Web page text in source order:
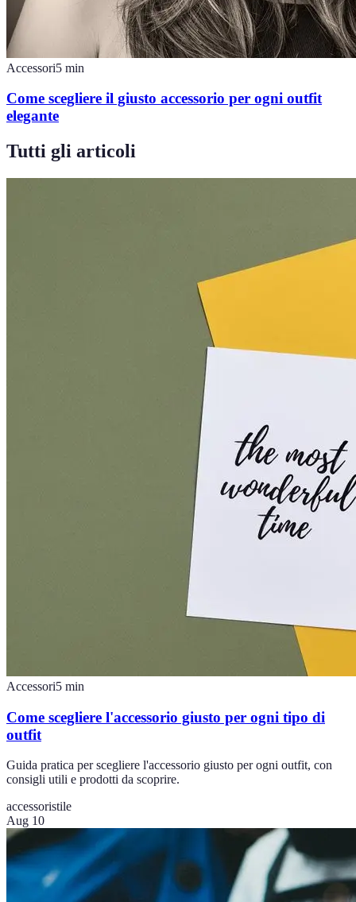
Accessori5 min
Come scegliere il giusto accessorio per ogni outfit
elegante
Tutti gli articoli
Accessori5 min
Come scegliere l'accessorio giusto per ogni tipo di
outfit
Guida pratica per scegliere l'accessorio giusto per ogni outfit, con
consigli utili e prodotti da scoprire.
accessoristile
Aug 10